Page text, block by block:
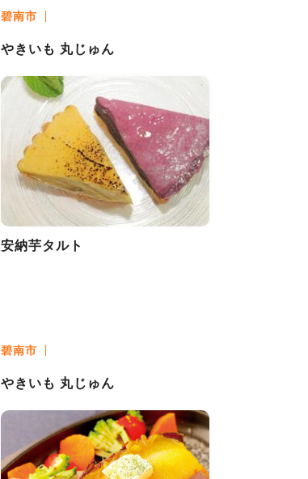
碧南市
やきいも 丸じゅん
安納芋タルト
碧南市
やきいも 丸じゅん